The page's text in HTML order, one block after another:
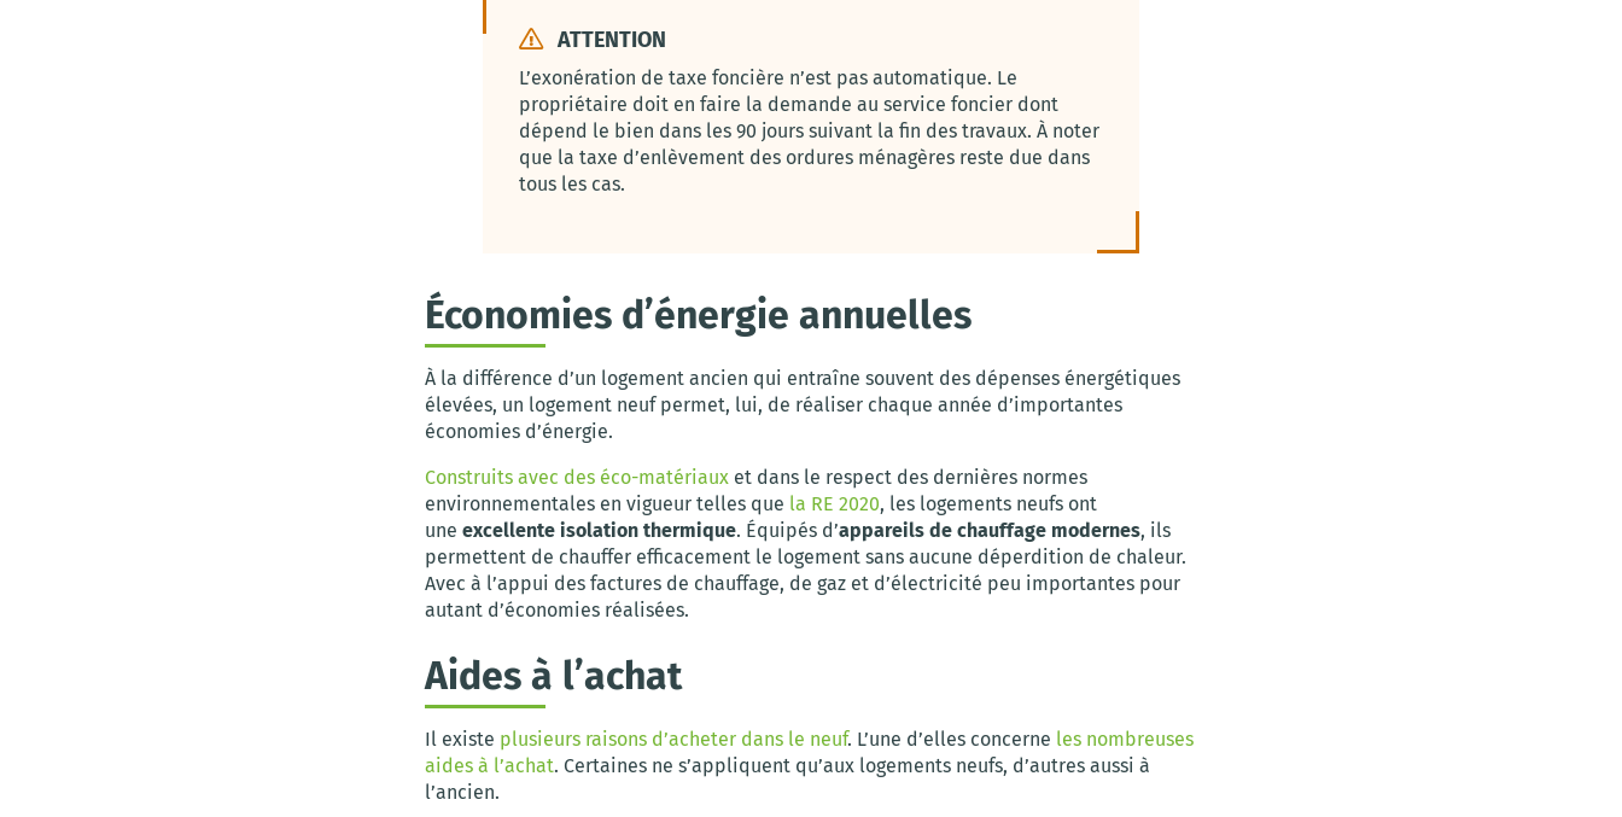
ATTENTION
L’exonération de taxe foncière n’est pas automatique. Le
propriétaire doit en faire la demande au service foncier dont
dépend le bien dans les 90 jours suivant la fin des travaux. À noter
que la taxe d’enlèvement des ordures ménagères reste due dans
tous les cas.
Économies d’énergie annuelles
À la différence d’un logement ancien qui entraîne souvent des dépenses énergétiques
élevées, un logement neuf permet, lui, de réaliser chaque année d’importantes
économies d’énergie.
Construits avec des éco-matériaux et dans le respect des dernières normes
environnementales en vigueur telles que la RE 2020, les logements neufs ont
une excellente isolation thermique. Équipés d’appareils de chauffage modernes, ils
permettent de chauffer efficacement le logement sans aucune déperdition de chaleur.
Avec à l’appui des factures de chauffage, de gaz et d’électricité peu importantes pour
autant d’économies réalisées.
Aides à l’achat
Il existe plusieurs raisons d’acheter dans le neuf. L’une d’elles concerne les nombreuses
aides à l’achat. Certaines ne s’appliquent qu’aux logements neufs, d’autres aussi à
l’ancien.